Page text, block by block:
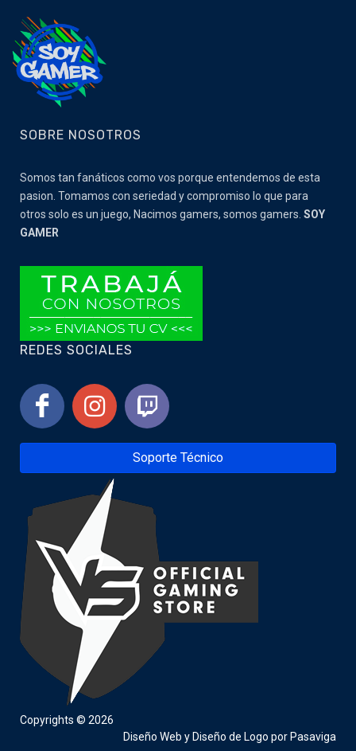
SOBRE NOSOTROS
Somos tan fanáticos como vos porque entendemos de esta
pasion. Tomamos con seriedad y compromiso lo que para
otros solo es un juego, Nacimos gamers, somos gamers. SOY
GAMER
REDES SOCIALES
Soporte Técnico
Copyrights © 2026
Diseño Web y Diseño de Logo por Pasaviga